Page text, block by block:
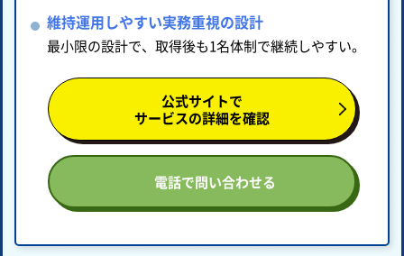
維持運用しやすい実務重視の設計
最小限の設計で、取得後も1名体制で継続しやすい。
公式サイトで
サービスの詳細を確認
電話で問い合わせる